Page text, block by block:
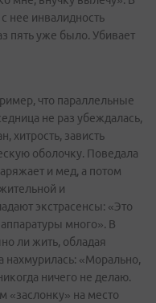
нее инвалидность
пять уже было. Убивает
что параллельные
не раз убеждалась,
хитрость, зависть
оболочку. Поведала
и мед, а потом
и
экстрасенсы: «Это
много». В
ли жить, обладая
нахмурилась: «Морально,
ничего не делаю.
«заслонку» на место